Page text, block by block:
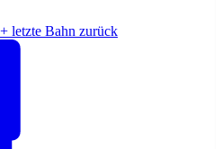
letzte Bahn zurück